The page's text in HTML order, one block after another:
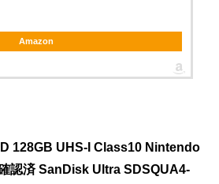
Amazon
128GB UHS-I Class10 Nintendo
認済 SanDisk Ultra SDSQUA4-